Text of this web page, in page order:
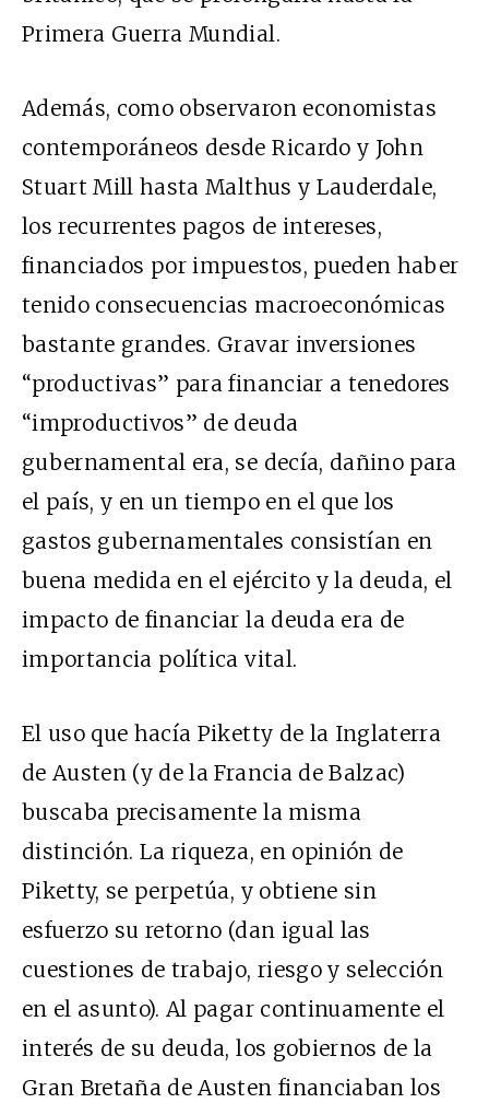
Primera Guerra Mundial.
Además, como observaron economistas
contemporáneos desde Ricardo y John
Stuart Mill hasta Malthus y Lauderdale,
los recurrentes pagos de intereses,
financiados por impuestos, pueden haber
tenido consecuencias macroeconómicas
bastante grandes. Gravar inversiones
“productivas” para financiar a tenedores
“improductivos” de deuda
gubernamental era, se decía, dañino para
el país, y en un tiempo en el que los
gastos gubernamentales consistían en
buena medida en el ejército y la deuda, el
impacto de financiar la deuda era de
importancia política vital.
El uso que hacía Piketty de la Inglaterra
de Austen (y de la Francia de Balzac)
buscaba precisamente la misma
distinción. La riqueza, en opinión de
Piketty, se perpetúa, y obtiene sin
esfuerzo su retorno (dan igual las
cuestiones de trabajo, riesgo y selección
en el asunto). Al pagar continuamente el
interés de su deuda, los gobiernos de la
Gran Bretaña de Austen financiaban los